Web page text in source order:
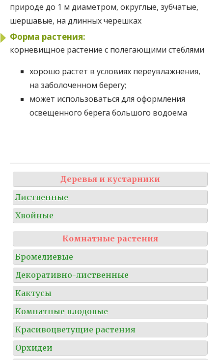
природе до 1 м диаметром, округлые, зубчатые,
шершавые, на длинных черешках
Форма растения:
корневищное растение с полегающими стеблями
хорошо растет в условиях переувлажнения,
на заболоченном берегу;
может использоваться для оформления
освещенного берега большого водоема
Деревья и кустарники
Лиственные
Хвойные
Комнатные растения
Бромелиевые
Декоративно-лиственные
Кактусы
Комнатные плодовые
Красивоцветущие растения
Орхидеи